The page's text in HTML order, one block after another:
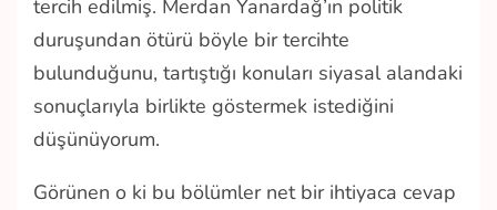
tercih edilmiş. Merdan Yanardağ’ın politik
duruşundan ötürü böyle bir tercihte
bulunduğunu, tartıştığı konuları siyasal alandaki
sonuçlarıyla birlikte göstermek istediğini
düşünüyorum.
Görünen o ki bu bölümler net bir ihtiyaca cevap